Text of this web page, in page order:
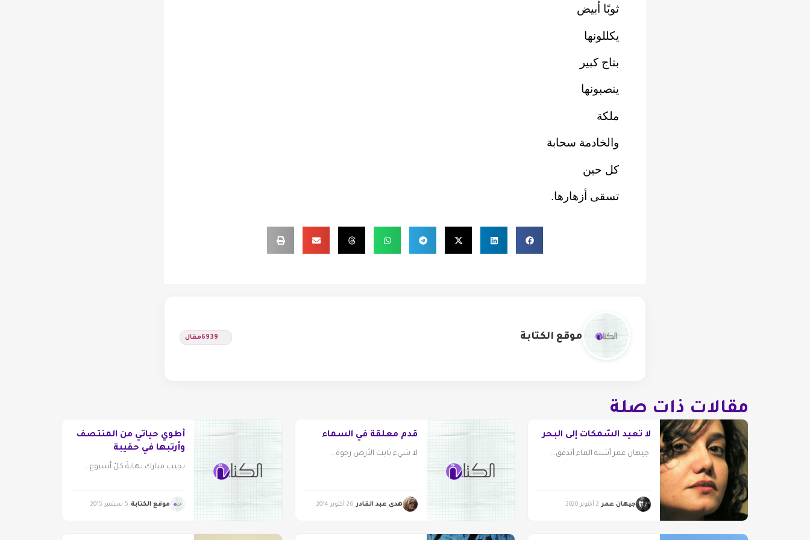
ثوبًا أبيض
يكللونها
بتاج كبير
ينصبونها
ملكة
والخادمة سحابة
كل حين
تسقى أزهارها.
موقع الكتابة 6939مقال
مقالات ذات صلة
لا تعيد السّمكات إلى البحر
جيهان عمر أشبه الماء أتدفّق...
جيهان عمر 2 أكتوبر 2020
قدم معلقة في السماء
لا شيء ثابت الأرض رخوة...
هدى عبد القادر 26 أكتوبر 2014
أطوي حياتي من المنتصف
وأرتبها في حقيبة
ساكسفون
نجيب مبارك نهايةُ كلّ أسبوع...
موقع الكتابة 5 سبتمبر 2015